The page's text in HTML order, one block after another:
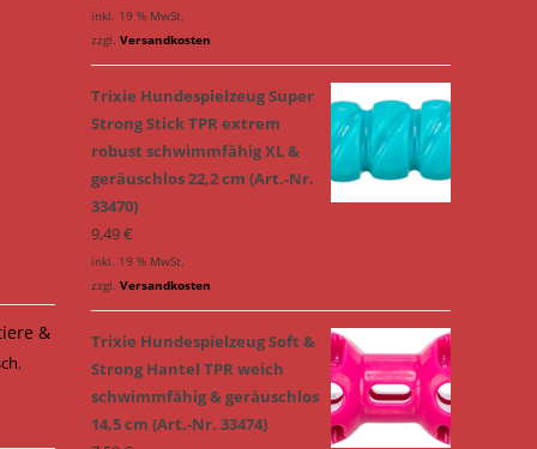
&
,
inkl. 19 % MwSt.
zzgl. Versandkosten
Trixie Hundespielzeug Super
Strong Stick TPR extrem
robust schwimmfähig XL &
geräuschlos 22,2 cm (Art.-Nr.
33470)
9,49€
inkl. 19 % MwSt.
zzgl. Versandkosten
Trixie Hundespielzeug Soft &
Strong Hantel TPR weich
schwimmfähig & geräuschlos
14,5 cm (Art.-Nr. 33474)